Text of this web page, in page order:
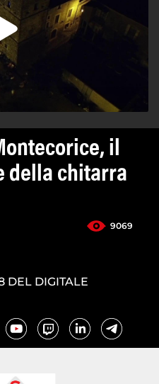
il
della chitarra
9069
DEL DIGITALE